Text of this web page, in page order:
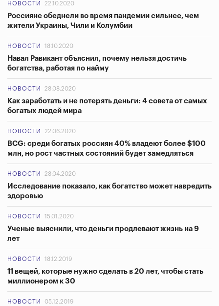
НОВОСТИ 22.10.2020
Россияне обеднели во время пандемии сильнее, чем
жители Украины, Чили и Колумбии
НОВОСТИ 18.10.2020
Навал Равикант объяснил, почему нельзя достичь
богатства, работая по найму
НОВОСТИ 28.08.2020
Как заработать и не потерять деньги: 4 совета от самых
богатых людей мира
НОВОСТИ 22.06.2020
BCG: среди богатых россиян 40% владеют более $100
млн, но рост частных состояний будет замедляться
НОВОСТИ 28.04.2020
Исследование показало, как богатство может навредить
здоровью
НОВОСТИ 15.01.2020
Ученые выяснили, что деньги продлевают жизнь на 9
лет
НОВОСТИ 18.12.2019
11 вещей, которые нужно сделать в 20 лет, чтобы стать
миллионером к 30
НОВОСТИ 05.12.2019